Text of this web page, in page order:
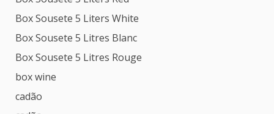
Box Sousete 5 Liters White
Box Sousete 5 Litres Blanc
Box Sousete 5 Litres Rouge
box wine
cadão